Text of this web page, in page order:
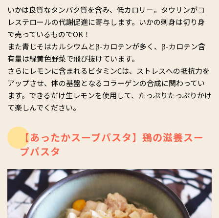
いかは良質なタンパク質を含み、低カロリー。タウリンがコ
レステロールの代謝促進に寄与します。いかの刺身は切り身
で売っているものでOK！
また青じそはカルシウムとβ-カロテンが多く、β-カロテン含
有量は緑黄色野菜で飛び抜けています。
さらにレモンに含まれるビタミンCは、ストレスへの抵抗力を
アップさせ、体の基盤となるコラーゲンの合成に関わってい
ます。できるだけ生レモンを使用して、たっぷりたっぷりかけ
て楽しんでください。
【あったかスープパスタ】鶏の滋養スー
プパスタ